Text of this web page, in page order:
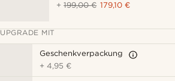
+199,00 € 179,10 €
UPGRADE MIT
Geschenkverpackung
+4,95 €